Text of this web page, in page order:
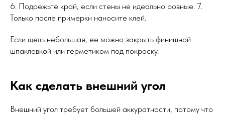
6. Подрежьте край, если стены не идеально ровные. 7.
Только после примерки наносите клей.
Если щель небольшая, ее можно закрыть финишной
шпаклевкой или герметиком под покраску.
Как сделать внешний угол
Внешний угол требует большей аккуратности, потому что